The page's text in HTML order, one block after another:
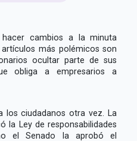
cambios a la minuta
más polémicos son
ocultar parte de sus
obliga a empresarios a
los ciudadanos otra vez. La
la Ley de responsabilidades
el Senado la aprobó el